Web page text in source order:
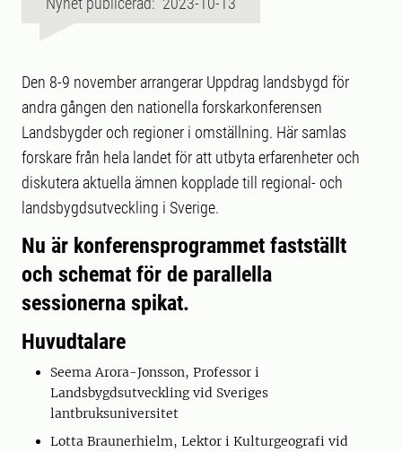
Den 8-9 november arrangerar Uppdrag landsbygd för
andra gången den nationella forskarkonferensen
Landsbygder och regioner i omställning. Här samlas
forskare från hela landet för att utbyta erfarenheter och
diskutera aktuella ämnen kopplade till regional- och
landsbygdsutveckling i Sverige.
Nu är konferensprogrammet fastställt
och schemat för de parallella
sessionerna spikat.
Huvudtalare
Seema Arora-Jonsson, Professor i
Landsbygdsutveckling vid Sveriges
lantbruksuniversitet
Lotta Braunerhielm, Lektor i Kulturgeografi vid